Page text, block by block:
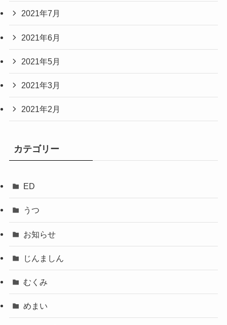
2021年7月
2021年6月
2021年5月
2021年3月
2021年2月
カテゴリー
ED
うつ
お知らせ
じんましん
むくみ
めまい